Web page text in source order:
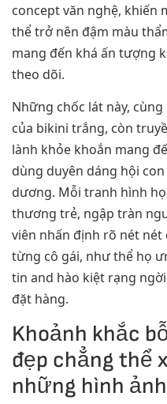
concept văn nghệ, khiến
thể trở nên đậm màu
mang đến khá ấn tượng
theo dõi.
Những chốc lát này,
của bikini trắng, còn
lành khỏe khoắn mang
dùng duyên dáng hội
dương. Mỗi tranh hình
thương trẻ, ngập tràn
viên nhấn định rõ nét
từng cô gái, như thể họ
tin and hào kiệt rạng
đặt hàng.
Khoảnh khắc
đẹp chẳng thể
những hình